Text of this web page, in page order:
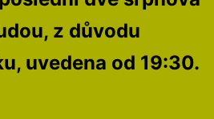
z důvodu
uvedena od 19:30.